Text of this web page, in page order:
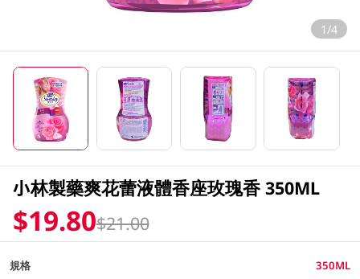
1/4
小林製藥爽花蕾液體香座玫瑰香 350ML
$19.80$21.00
規格 350ML